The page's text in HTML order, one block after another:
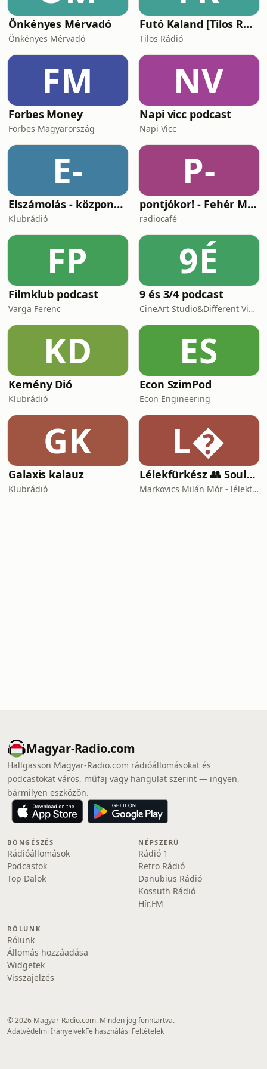
Önkényes Mérvadó
Önkényes Mérvadó
Futó Kaland [Tilos Rádió podcast]
Tilos Rádió
FM
Forbes Money
Forbes Magyarország
NV
Napi vicc podcast
Napi Vicc
E-
Elszámolás - központosítás, lojalitás és a függetlenség ára
Klubrádió
P-
pontjókor! - Fehér Mariannal
radiocafé
FP
Filmklub podcast
Varga Ferenc
9É
9 és 3/4 podcast
CineArt Studio&Different View Production
KD
Kemény Dió
Klubrádió
ES
Econ SzimPod
Econ Engineering
GK
Galaxis kalauz
Klubrádió
L
Lélekfürkész 👥 SoulScout
Markovics Milán Mór - lélektan, tudomány, vallás, harc
Magyar-Radio.com
Hallgasson Magyar-Radio.com rádióállomásokat és
podcastokat város, műfaj vagy hangulat szerint — ingyen,
bármilyen eszközön.
BÖNGÉSZÉS
Rádióállomások
Podcastok
Top Dalok
NÉPSZERŰ
Rádió 1
Retro Rádió
Danubius Rádió
Kossuth Rádió
Hír.FM
RÓLUNK
Rólunk
Állomás hozzáadása
Widgetek
Visszajelzés
© 2026 Magyar-Radio.com. Minden jog fenntartva.
Adatvédelmi IrányelvekFelhasználási Feltételek